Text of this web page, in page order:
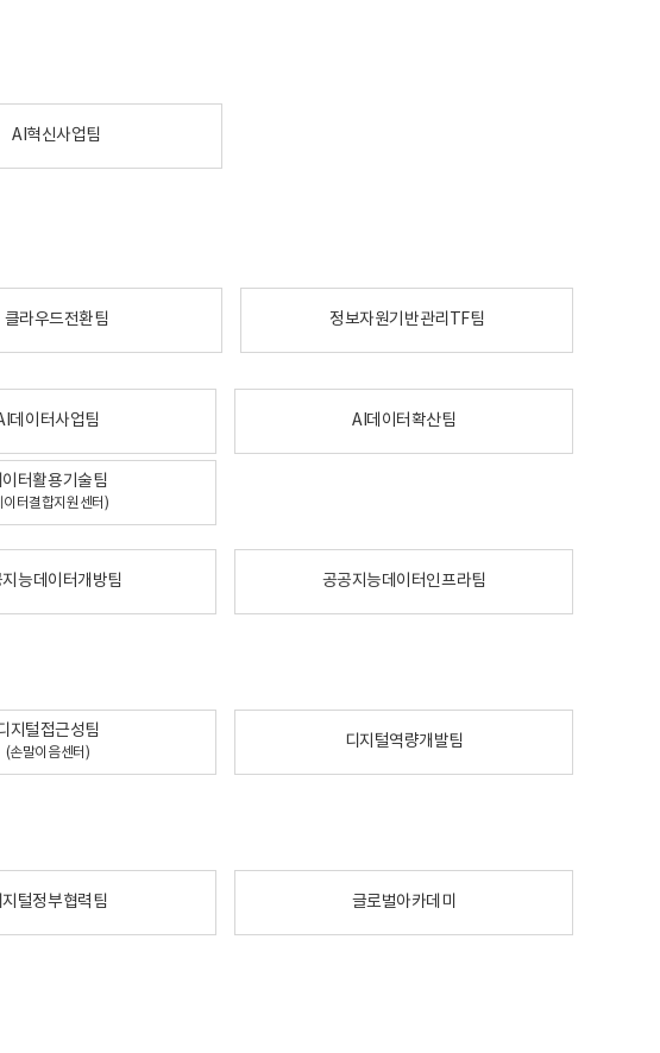
AI혁신사업팀
클라우드전환팀 정보자원기반관리TF팀
데이터사업팀 AI데이터확산팀
이터활용기술팀
이터결합지원센터)
능데이터개방팀 공공지능데이터인프라팀
지털접근성팀
(손말이음센터)
디지털역량개발팀
지털정부협력팀 글로벌아카데미